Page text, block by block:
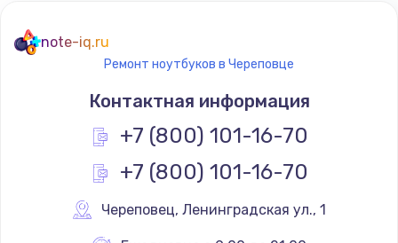
note-iq.ru
Ремонт ноутбуков в Череповце
Контактная информация
+7 (800) 101-16-70
+7 (800) 101-16-70
Череповец, Ленинградская ул., 1